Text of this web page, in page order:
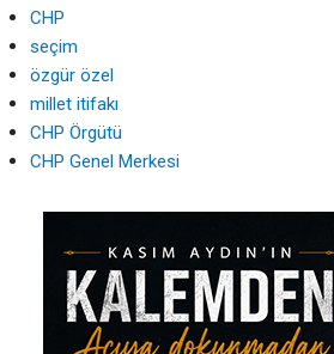
CHP
seçim
özgür özel
millet itifakı
CHP Örgütü
CHP Genel Merkesi